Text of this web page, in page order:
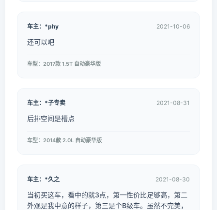
车主：*phy 2021-10-06
还可以吧
车型：2017款 1.5T 自动豪华版
车主：*子专卖 2021-08-31
后排空间是槽点
车型：2014款 2.0L 自动豪华版
车主：*久之 2021-08-30
当初买这车，看中的就3点，第一性价比足够高，第二
外观是我中意的样子，第三是个B级车。虽然不完美，